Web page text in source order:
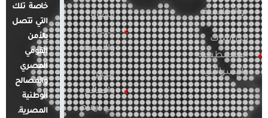
والإقليمية
الدراسات
الفلسطينية
والإسرائيلية
قضايا
المرأة
والأسرة
مصر
والعالم
في أرقام
خاصة تلك
التي تتصل
بالأمن
القومي
المصري
والمصالح
الوطنية
المصرية.